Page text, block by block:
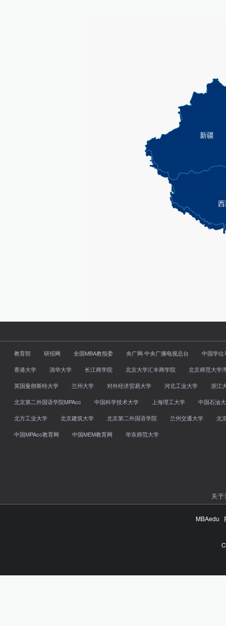
教育部 研招网 全国MBA教指委 央广网·中央广播电视总台
中国学位
香港大学
清华大学 长江商学院 北京大学汇丰商学院
北京师范大学
英国曼彻斯特大学
兰州大学 对外经济贸易大学 河北工业大学
浙江
北京第二外国语学院MPAcc
中国科学技术大学 上海理工大学
中国石油
北方工业大学
北京建筑大学 北京第二外国语学院 兰州交通大学
北
中国MPAcc教育网
中国MEM教育网 华东师范大学
关
MBAedu